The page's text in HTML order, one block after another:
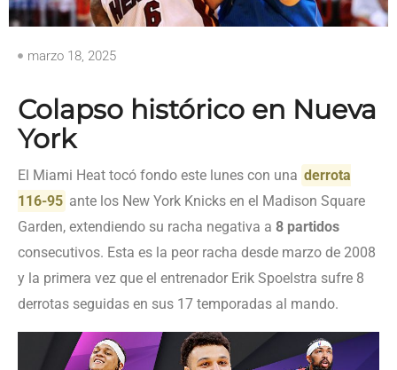
marzo 18, 2025
Colapso histórico en Nueva
York
El Miami Heat tocó fondo este lunes con una derrota
116-95 ante los New York Knicks en el Madison Square
Garden, extendiendo su racha negativa a 8 partidos
consecutivos. Esta es la peor racha desde marzo de 2008
y la primera vez que el entrenador Erik Spoelstra sufre 8
derrotas seguidas en sus 17 temporadas al mando.